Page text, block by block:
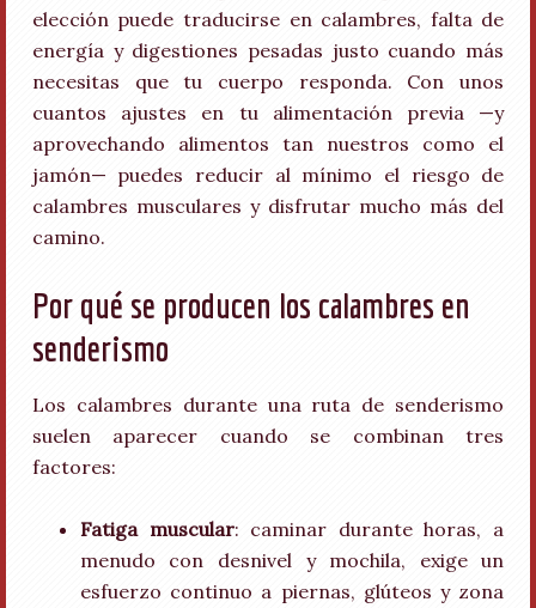
elección puede traducirse en calambres, falta de
energía y digestiones pesadas justo cuando más
necesitas que tu cuerpo responda. Con unos
cuantos ajustes en tu alimentación previa —y
aprovechando alimentos tan nuestros como el
jamón— puedes reducir al mínimo el riesgo de
calambres musculares y disfrutar mucho más del
camino.
Por qué se producen los calambres en
senderismo
Los calambres durante una ruta de senderismo
suelen aparecer cuando se combinan tres
factores:
Fatiga muscular: caminar durante horas, a
menudo con desnivel y mochila, exige un
esfuerzo continuo a piernas, glúteos y zona